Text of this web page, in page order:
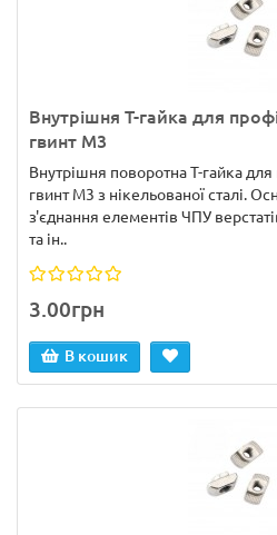
Внутрішня Т-гайка для
гвинт М3
Внутрішня поворотна Т-гайка
гвинт М3 з нікельованої сталі.
з'єднання елементів ЧПУ
та ін..
3.00грн
В кошик